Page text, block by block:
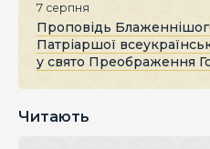
7 серпня
Проповідь
Патріаршої
у свято Преображення
Читають